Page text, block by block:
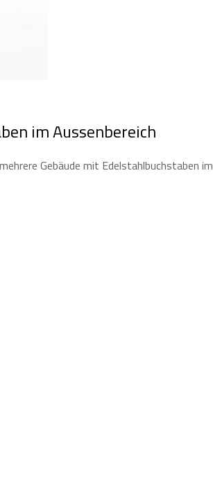
im Aussenbereich
mehrere Gebäude mit Edelstahlbuchstaben im